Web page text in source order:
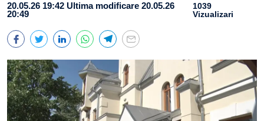
20.05.26 19:42 Ultima modificare 20.05.26
20:49
1039
Vizualizari